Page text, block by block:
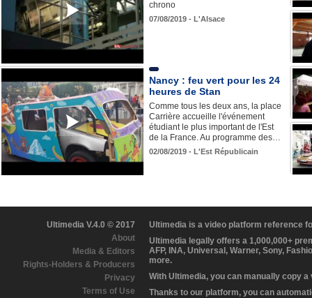
chrono
07/08/2019 - L'Alsace
Nancy : feu vert pour les 24
heures de Stan
Comme tous les deux ans, la place
Carrière accueille l'événement
étudiant le plus important de l'Est
de la France. Au programme des…
02/08/2019 - L'Est Républicain
Ultimedia V.4.0 © 2017
About
Media & Editors
Rights-Holders & Producers
Privacy
Terms of Use
Ultimedia is a video platform reference
Ultimedia legally offers a 1,000,000+
AFP, INA, Universal, Warner, Sony,
more.
With Ultimedia, you can manually copy
Thanks to our platform, you can